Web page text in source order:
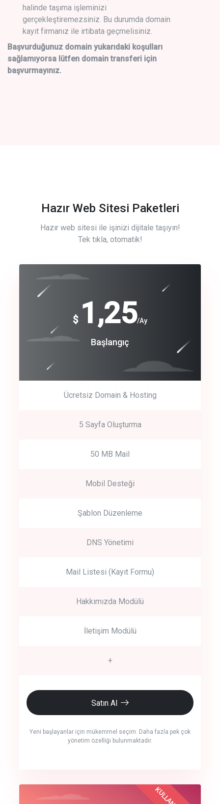
halinde taşıma işleminizi
gerçekleştiremezsiniz. Bu durumda domain
kayıt firmanız ile irtibata geçmelisiniz.
Başvurduğunuz domain yukarıdaki koşulları
sağlamıyorsa lütfen domain transferi için
başvurmayınız.
Hazır Web Sitesi Paketleri
Hazır web sitesi ile işinizi dijitale taşıyın!
Tek tıkla, otomatik!
$ 1,25/Ay
Başlangıç
Ücretsiz Domain & Hosting
5 Sayfa Oluşturma
50 MB Mail
Mobil Desteği
Şablon Düzenleme
DNS Yönetimi
Mail Listesi (Kayıt Formu)
Hakkımızda Modülü
İletişim Modülü
+
Satın Al
Yeni başlayanlar için mükemmel seçim. Daha fazla pek çok
yönetim özelliği bulunmaktadır.
Free
Basic
crm auto cync